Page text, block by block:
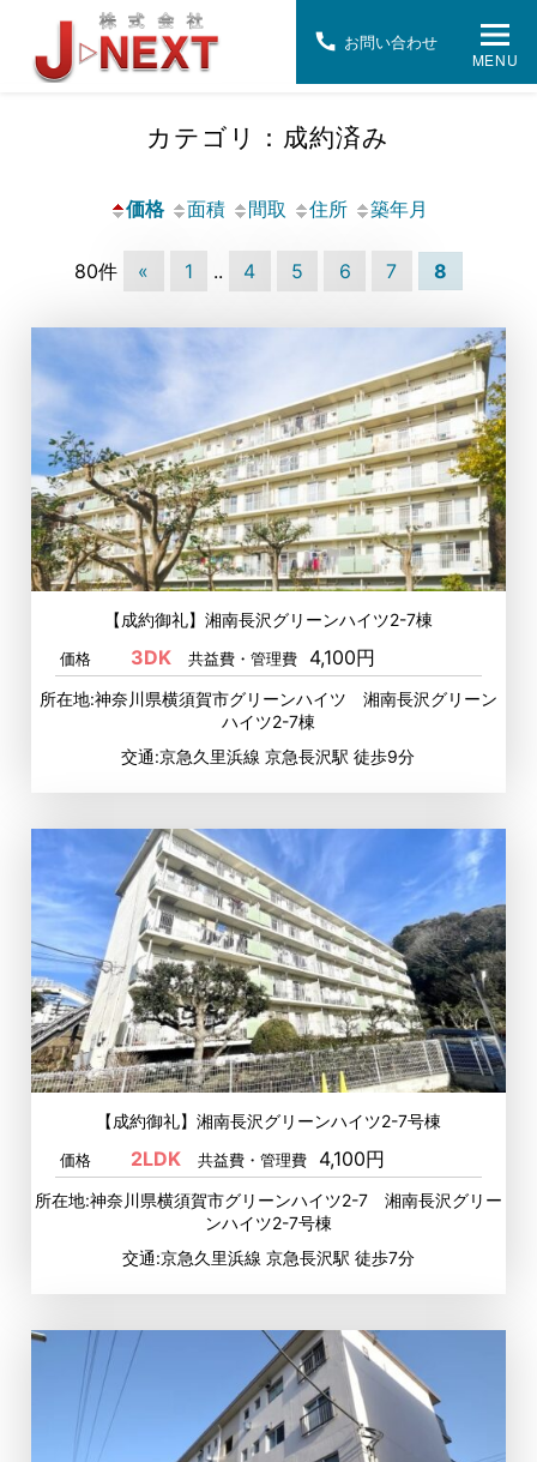
MENU
カテゴリ：成約済み
価格 面積 間取 住所 築年月
80件 « 1 .. 4 5 6 7 8
【成約御礼】湘南長沢グリーンハイツ2-7棟
価格 3DK 共益費・管理費 4,100円
所在地:神奈川県横須賀市グリーンハイツ 湘南長沢グリーン
ハイツ2-7棟
交通:京急久里浜線 京急長沢駅 徒歩9分
【成約御礼】湘南長沢グリーンハイツ2-7号棟
価格 2LDK 共益費・管理費 4,100円
所在地:神奈川県横須賀市グリーンハイツ2-7 湘南長沢グリー
ンハイツ2-7号棟
交通:京急久里浜線 京急長沢駅 徒歩7分
お問い合わせ